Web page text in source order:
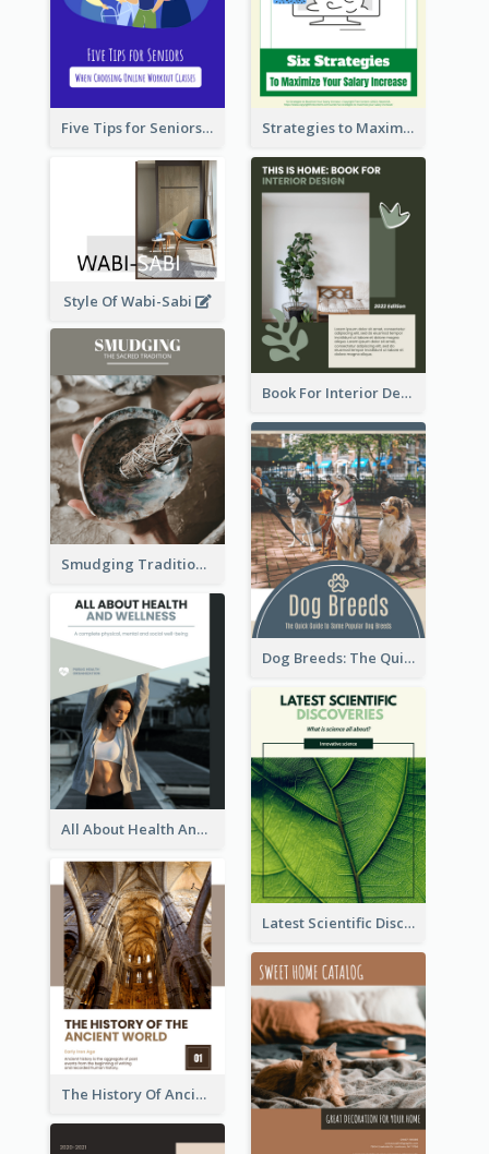
Five Tips for Seniors When Choosing Online Workout Classes Strategies to Maximize Your Salary Increase
Style Of Wabi-Sabi
Book For Interior Design Booklet
Smudging Tradition And History Booklet
Dog Breeds: The Quick Guide to Some Popular Dog Breeds
All About Health And Wellness Booklet
Latest Scientific Discoveries Booklet
The History Of Ancient World Booklet